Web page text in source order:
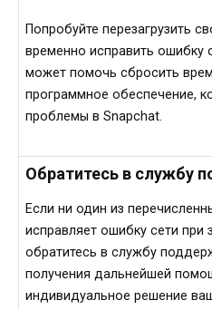
Попробуйте перезагрузить
временно исправить ошибку
может помочь сбросить
программное обеспечение,
проблемы в Snapchat.
Обратитесь в службу
Если ни один из
исправляет ошибку сети при
обратитесь в службу
получения дальнейшей
индивидуальное решение